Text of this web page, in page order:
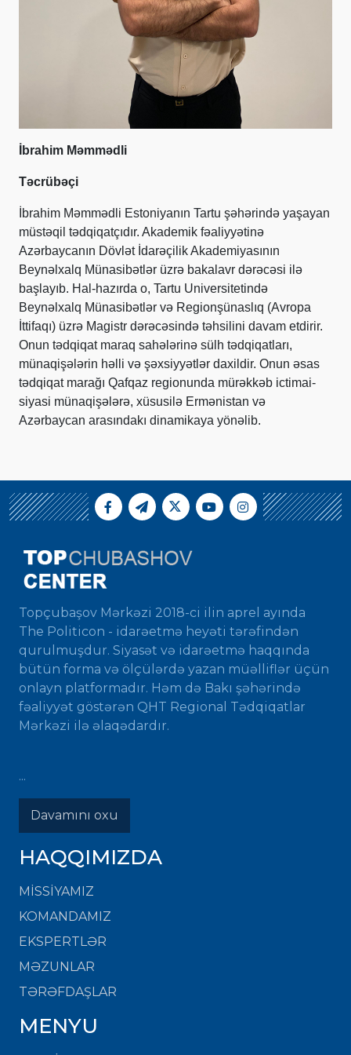
İbrahim Məmmədli
Təcrübəçi
İbrahim Məmmədli Estoniyanın Tartu şəhərində yaşayan
müstəqil tədqiqatçıdır. Akademik fəaliyyətinə
Azərbaycanın Dövlət İdarəçilik Akademiyasının
Beynəlxalq Münasibətlər üzrə bakalavr dərəcəsi ilə
başlayıb. Hal-hazırda o, Tartu Universitetində
Beynəlxalq Münasibətlər və Regionşünaslıq (Avropa
İttifaqı) üzrə Magistr dərəcəsində təhsilini davam etdirir.
Onun tədqiqat maraq sahələrinə sülh tədqiqatları,
münaqişələrin həlli və şəxsiyyətlər daxildir. Onun əsas
tədqiqat marağı Qafqaz regionunda mürəkkəb ictimai-
siyasi münaqişələrə, xüsusilə Ermənistan və
Azərbaycan arasındakı dinamikaya yönəlib.
Topçubaşov Mərkəzi 2018-ci ilin aprel ayında
The Politicon - idarəetmə heyəti tərəfindən
qurulmuşdur. Siyasət və idarəetmə haqqında
bütün forma və ölçülərdə yazan müəlliflər üçün
onlayn platformadır. Həm də Bakı şəhərində
fəaliyyət göstərən QHT Regional Tədqiqatlar
Mərkəzi ilə əlaqədardır.
...
Davamını oxu
HAQQIMIZDA
MISSIYAMIZ
KOMANDAMIZ
EKSPERTLƏR
MƏZUNLAR
TƏRƏFDAŞLAR
MENYU